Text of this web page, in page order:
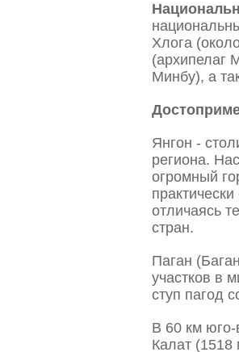
Хлога
(архипелаг
Минбу), а
Янгон -
региона.
огромный
отличаясь
стран.
Паган
участков в
ступ пагод
В 60 км юго-
Калат (1518